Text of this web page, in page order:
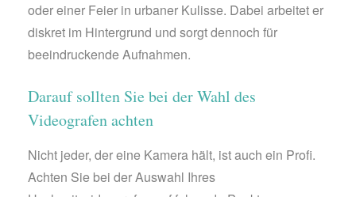
oder einer Feier in urbaner Kulisse. Dabei arbeitet er
diskret im Hintergrund und sorgt dennoch für
beeindruckende Aufnahmen.
Darauf sollten Sie bei der Wahl des
Videografen achten
Nicht jeder, der eine Kamera hält, ist auch ein Profi.
Achten Sie bei der Auswahl Ihres